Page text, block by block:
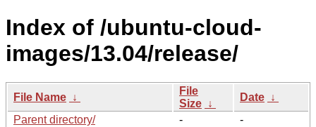
Index of /ubuntu-cloud-
images/13.04/release/
File Name ↓
File
Size ↓
Date ↓
Parent directory/
-
-